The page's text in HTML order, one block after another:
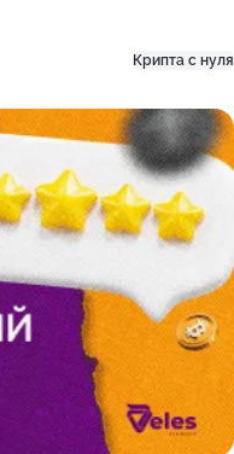
Крипта с нуля